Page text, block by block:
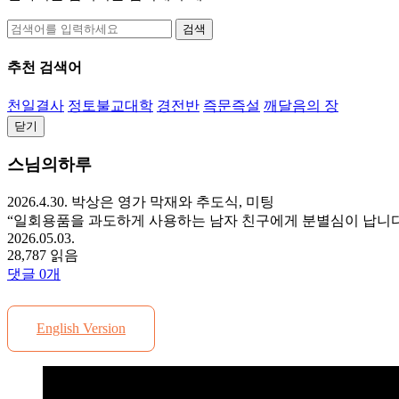
검색
추천 검색어
천일결사 정토불교대학 경전반 즉문즉설 깨달음의 장
닫기
스님의하루
2026.4.30. 박상은 영가 막재와 추도식, 미팅
“일회용품을 과도하게 사용하는 남자 친구에게 분별심이 납니
2026.05.03.
28,787 읽음
댓글 0개
English Version